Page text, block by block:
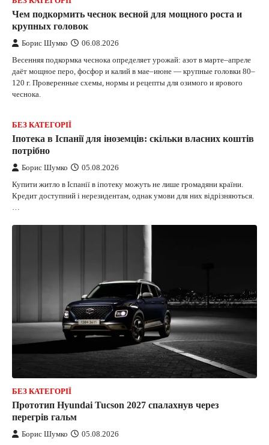
Чем подкормить чеснок весной для мощного роста и
крупных головок
Борис Шумко 06.08.2026
Весенняя подкормка чеснока определяет урожай: азот в марте–апреле
даёт мощное перо, фосфор и калий в мае–июне — крупные головки 80–
120 г. Проверенные схемы, нормы и рецепты для озимого и ярового
чеснока.
БЕЗ КАТЕГОРІЇ
Іпотека в Іспанії для іноземців: скільки власних коштів
потрібно
Борис Шумко 05.08.2026
Купити житло в Іспанії в іпотеку можуть не лише громадяни країни.
Кредит доступний і нерезидентам, однак умови для них відрізняються.
БЕЗ КАТЕГОРІЇ
Прототип Hyundai Tucson 2027 спалахнув через
перегрів гальм
Борис Шумко 05.08.2026